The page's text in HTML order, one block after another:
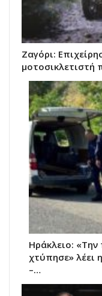
Ζαγόρι:
μοτοσικλετιστή
Ηράκλειο: «Την
χτύπησε» λέει
–…